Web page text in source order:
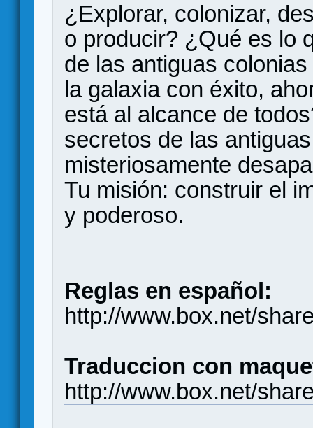
¿Explorar, colonizar,
o producir? ¿Qué es lo
de las antiguas
la galaxia con éxito,
está al alcance de
secretos de las
misteriosamente
Tu misión: construir el
y poderoso.
Reglas en español:
http://www.box.net/
Traduccion con
http://www.box.net/